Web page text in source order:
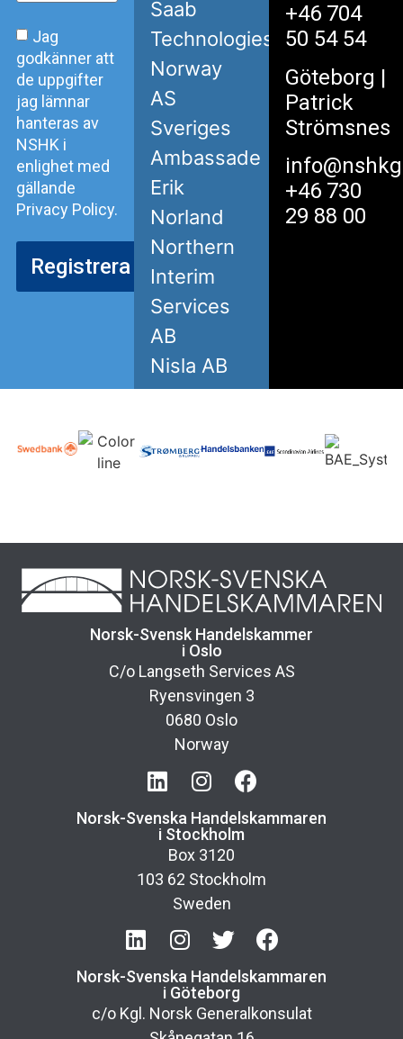
Jag
godkänner att
de uppgifter
jag lämnar
hanteras av
NSHK i
enlighet med
gällande
Privacy Policy.
Registrera
Saab
Technologies
Norway
AS
Sveriges
Ambassade
Erik
Norland
Northern
Interim
Services
AB
Nisla AB
+46 704
50 54 54
Göteborg |
Patrick
Strömsnes
+46 730
29 88 00
Norsk-Svensk Handelskammer
i Oslo
C/o Langseth Services AS
Ryensvingen 3
0680 Oslo
Norway
Norsk-Svenska Handelskammaren
i Stockholm
Box 3120
103 62 Stockholm
Sweden
Norsk-Svenska Handelskammaren
i Göteborg
c/o Kgl. Norsk Generalkonsulat